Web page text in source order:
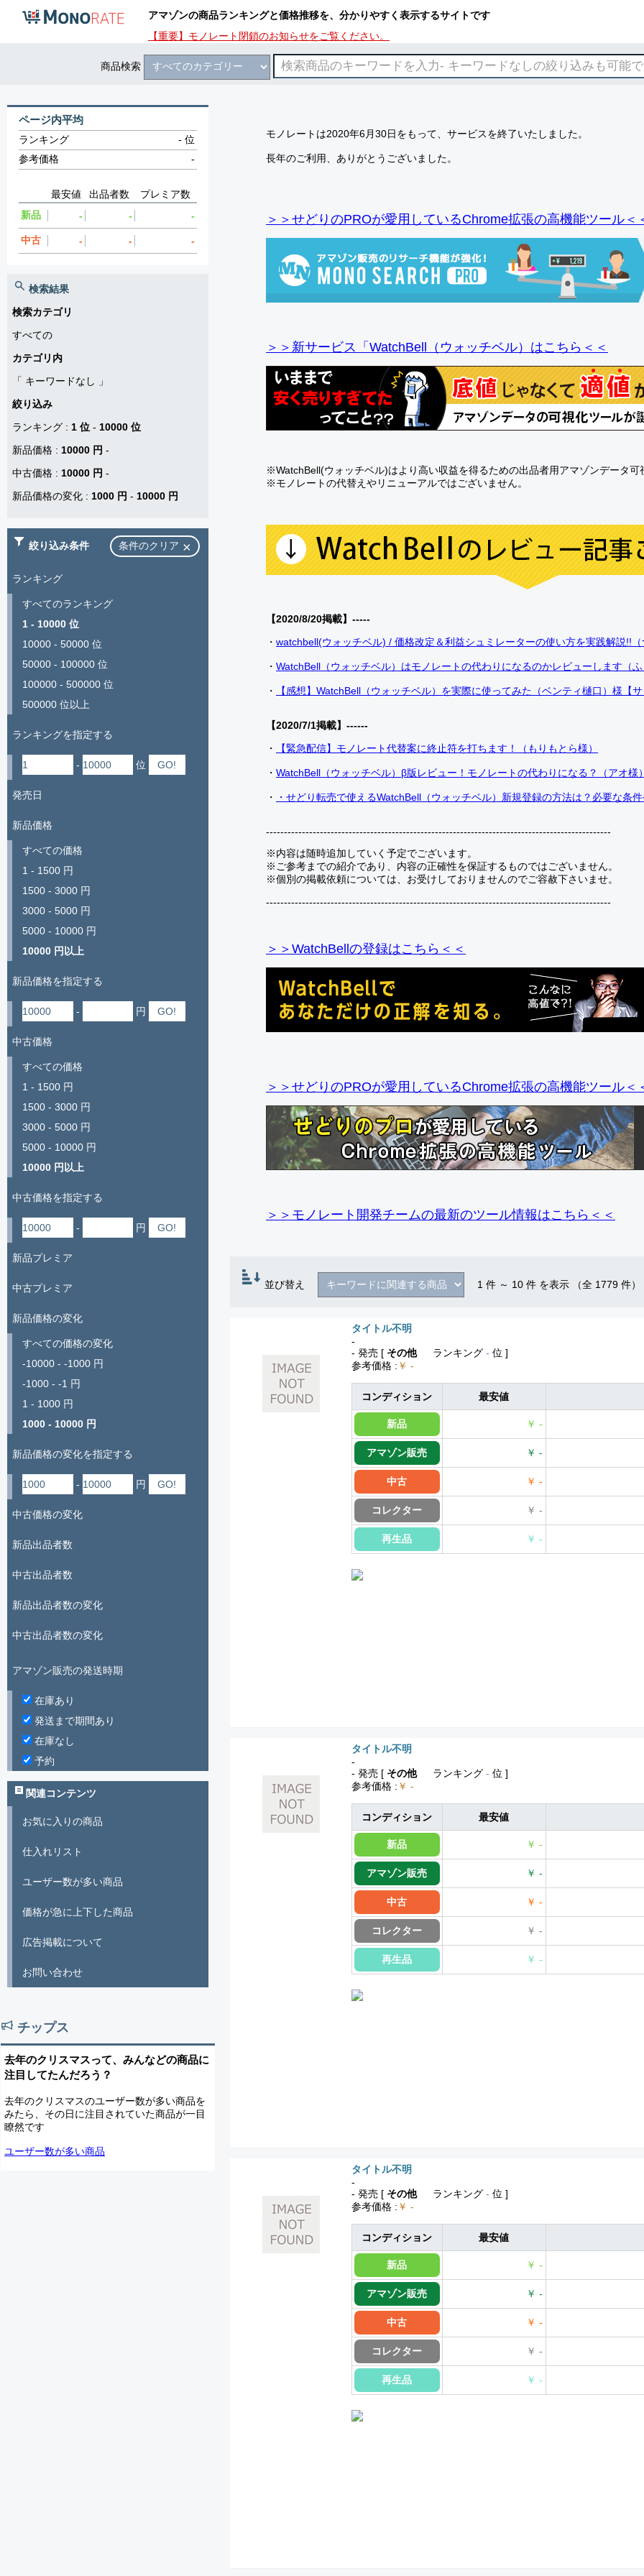
アマゾンの商品ランキングと価格推移を、分かりやすく表示するサイトです
【重要】モノレート閉鎖のお知らせをご覧ください。
商品検索
モノレートは2020年6月30日をもって、サービスを終了いたしました。
長年のご利用、ありがとうございました。
＞＞せどりのPROが愛用しているChrome拡張の高機能ツール＜
＞＞新サービス「WatchBell（ウォッチベル）はこちら＜＜
※WatchBell(ウォッチベル)はより高い収益を得るための出品者用アマゾンデータ可
※モノレートの代替えやリニューアルではございません。
【2020/8/20掲載】-----
・ watchbell(ウォッチベル) / 価格改定＆利益シュミレーターの使い方を実践解説!!
・ WatchBell（ウォッチベル）はモノレートの代わりになるのかレビューします（
・ 【感想】WatchBell（ウォッチベル）を実際に使ってみた（ベンティ樋口）様【
【2020/7/1掲載】------
・
【緊急配信】モノレート代替案に終止符を打ちます！（もりもとら様）
・ WatchBell（ウォッチベル）β版レビュー！モノレートの代わりになる？（アオ様
・ ・せどり転売で使えるWatchBell（ウォッチベル）新規登録の方法は？必要な条
------------------------------------------------------------------------------------------------
※内容は随時追加していく予定でございます。
※ご参考までの紹介であり、内容の正確性を保証するものではございません。
※個別の掲載依頼については、お受けしておりませんのでご容赦下さいませ。
------------------------------------------------------------------------------------------------
＞＞WatchBellの登録はこちら＜＜
＞＞せどりのPROが愛用しているChrome拡張の高機能ツール＜
＞＞モノレート開発チームの最新のツール情報はこちら＜＜
並び替え 1 件 ～ 10 件 を表示 （全 1779 件）
タイトル不明
-
- 発売 [ その他 ランキング - 位 ]
参考価格 : ￥ -
コンディション 最安値
新品 ￥ -
アマゾン販売 ￥ -
中古 ￥ -
コレクター ￥ -
再生品 ￥ -
タイトル不明
-
- 発売 [ その他 ランキング - 位 ]
参考価格 : ￥ -
コンディション 最安値
新品 ￥ -
アマゾン販売 ￥ -
中古 ￥ -
コレクター ￥ -
再生品 ￥ -
タイトル不明
-
- 発売 [ その他 ランキング - 位 ]
参考価格 : ￥ -
コンディション 最安値
新品 ￥ -
アマゾン販売 ￥ -
中古 ￥ -
コレクター ￥ -
再生品 ￥ -
ページ内平均
ランキング -位
参考価格
-
最安値 出品者数
プレミア数
新品
- - -
中古 - - -
検索結果
検索カテゴリ
すべての
カテゴリ内
「 キーワードなし
」
絞り込み
ランキング : 1 位 - 10000 位
新品価格 : 10000 円 -
中古価格 : 10000 円 -
新品価格の変化 : 1000 円 - 10000 円
絞り込み条件 条件のクリア
ランキング
すべてのランキング
1 - 10000 位
10000 - 50000 位
50000 - 100000 位
100000 - 500000 位
500000 位以上
ランキングを指定する
- 位
発売日
新品価格
すべての価格
1 - 1500 円
1500 - 3000 円
3000 - 5000 円
5000 - 10000 円
10000 円以上
新品価格を指定する
- 円
中古価格
すべての価格
1 - 1500 円
1500 - 3000 円
3000 - 5000 円
5000 - 10000 円
10000 円以上
中古価格を指定する
- 円
新品プレミア
中古プレミア
新品価格の変化
すべての価格の変化
-10000 - -1000 円
-1000 - -1 円
1 - 1000 円
1000 - 10000 円
新品価格の変化を指定する
- 円
中古価格の変化
新品出品者数
中古出品者数
新品出品者数の変化
中古出品者数の変化
アマゾン販売の発送時期
在庫あり
発送まで期間あり
在庫なし
予約
関連コンテンツ
お気に入りの商品
仕入れリスト
ユーザー数が多い商品
価格が急に上下した商品
広告掲載について
お問い合わせ
チップス
去年のクリスマスって、みんなどの商品に
注目してたんだろう？
去年のクリスマスのユーザー数が多い商品を
みたら、その日に注目されていた商品が一目
瞭然です
ユーザー数が多い商品